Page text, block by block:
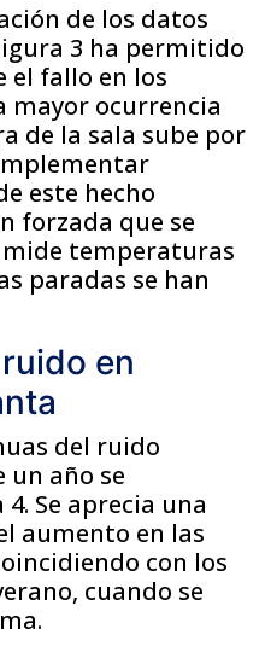
de los datos
3 ha permitido
el fallo en los
mayor ocurrencia
de la sala sube por
este hecho
forzada que se
temperaturas
paradas se han
en
del ruido
un año se
Se aprecia una
aumento en las
con los
cuando se